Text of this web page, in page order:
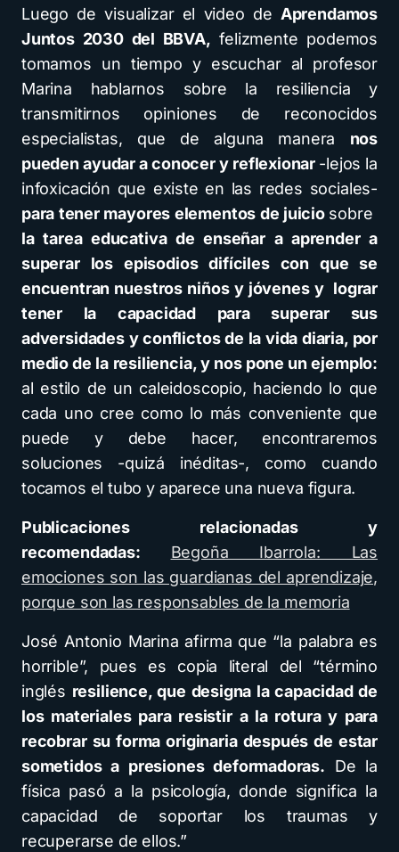
Luego de visualizar el video de Aprendamos
Juntos 2030 del BBVA, felizmente podemos
tomamos un tiempo y escuchar al profesor
Marina hablarnos sobre la resiliencia y
transmitirnos opiniones de reconocidos
especialistas, que de alguna manera nos
pueden ayudar a conocer y reflexionar -lejos la
infoxicación que existe en las redes sociales-
para tener mayores elementos de juicio sobre
la tarea educativa de enseñar a aprender a
superar los episodios difíciles con que se
encuentran nuestros niños y jóvenes y lograr
tener la capacidad para superar sus
adversidades y conflictos de la vida diaria, por
medio de la resiliencia, y nos pone un ejemplo:
al estilo de un caleidoscopio, haciendo lo que
cada uno cree como lo más conveniente que
puede y debe hacer, encontraremos
soluciones -quizá inéditas-, como cuando
tocamos el tubo y aparece una nueva figura.
Publicaciones relacionadas y
recomendadas: Begoña Ibarrola: Las
emociones son las guardianas del aprendizaje,
porque son las responsables de la memoria
José Antonio Marina afirma que “la palabra es
horrible”, pues es copia literal del “término
inglés resilience, que designa la capacidad de
los materiales para resistir a la rotura y para
recobrar su forma originaria después de estar
sometidos a presiones deformadoras. De la
física pasó a la psicología, donde significa la
capacidad de soportar los traumas y
recuperarse de ellos.”